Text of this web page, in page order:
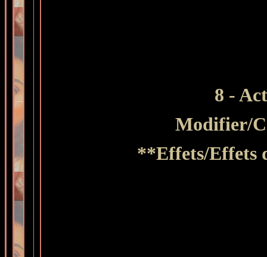
8 -
Modifier/
**Effets/Effets